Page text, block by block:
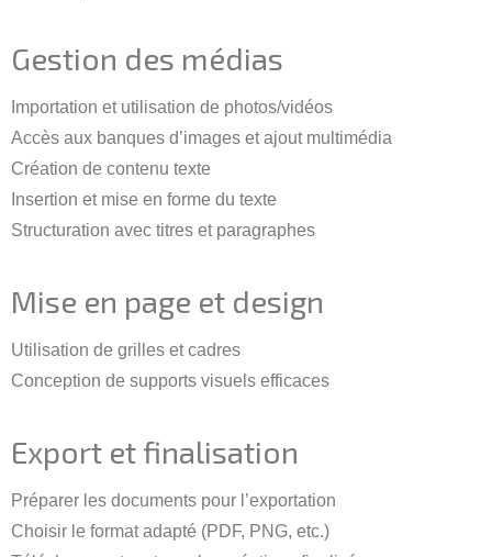
Gestion des médias
Importation et utilisation de photos/vidéos
Accès aux banques d’images et ajout multimédia
Création de contenu texte
Insertion et mise en forme du texte
Structuration avec titres et paragraphes
Mise en page et design
Utilisation de grilles et cadres
Conception de supports visuels efficaces
Export et finalisation
Préparer les documents pour l’exportation
Choisir le format adapté (PDF, PNG, etc.)